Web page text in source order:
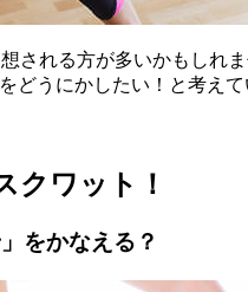
される方が多いかもしれ
どうにかしたい！と考え
クワット！
をかなえる？